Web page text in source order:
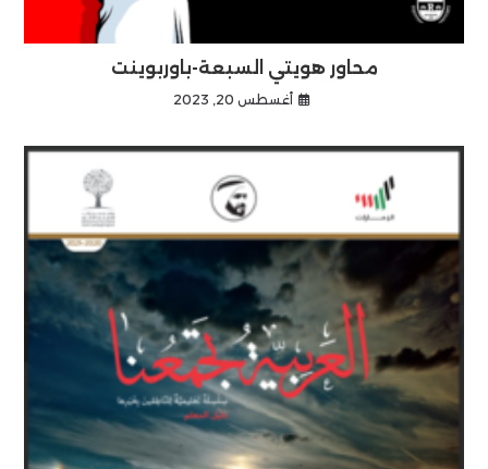
محاور هويتي السبعة-باوربوينت
أغسطس 20, 2023